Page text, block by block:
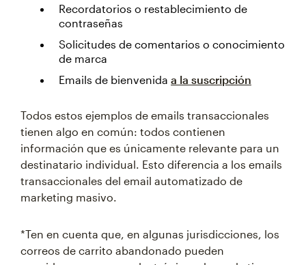
Recordatorios o restablecimiento de
contraseñas
Solicitudes de comentarios o conocimiento
de marca
Emails de bienvenida a la suscripción
Todos estos ejemplos de emails transaccionales
tienen algo en común: todos contienen
información que es únicamente relevante para un
destinatario individual. Esto diferencia a los emails
transaccionales del email automatizado de
marketing masivo.
*Ten en cuenta que, en algunas jurisdicciones, los
correos de carrito abandonado pueden